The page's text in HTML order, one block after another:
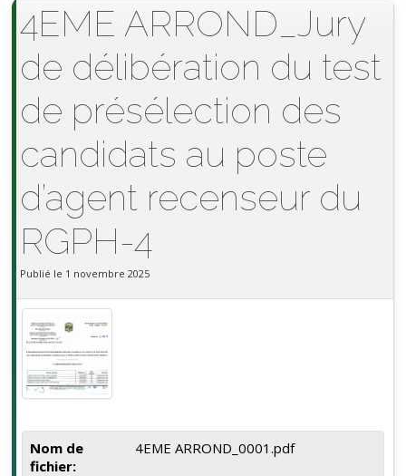
4EME ARROND_Jury
de délibération du test
de présélection des
candidats au poste
d’agent recenseur du
RGPH-4
Publié le 1 novembre 2025
Nom de
fichier:
4EME ARROND_0001.pdf